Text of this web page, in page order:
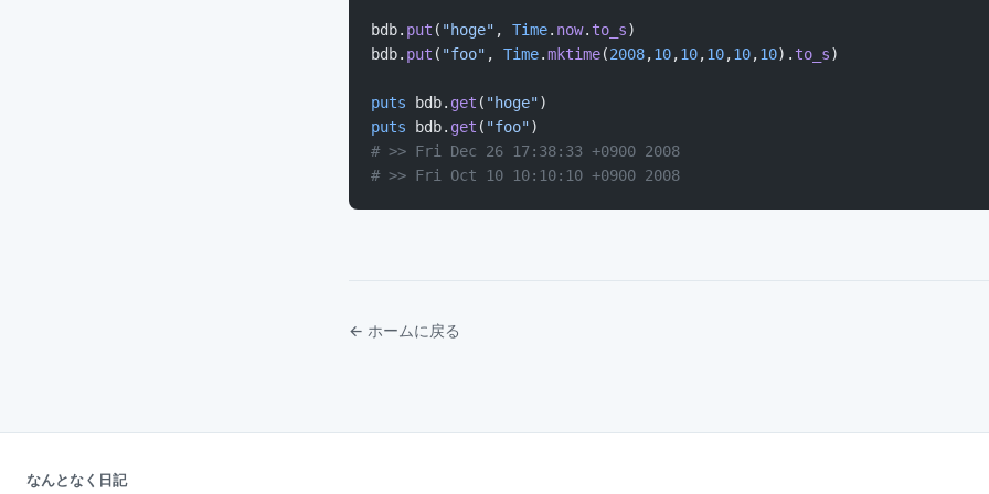
bdb. put ( "hoge" , Time. now. to_s)
bdb. put ( "foo" , Time.mktime(2008,10,10,10,10,10). to_s)
puts bdb. get ( "hoge")
puts bdb. get ( "foo")
# >> Fri Dec 26 17:38:33 +0900 2008
# >> Fri Oct 10 10:10:10 +0900 2008
← ホームに戻る
なんとなく日記